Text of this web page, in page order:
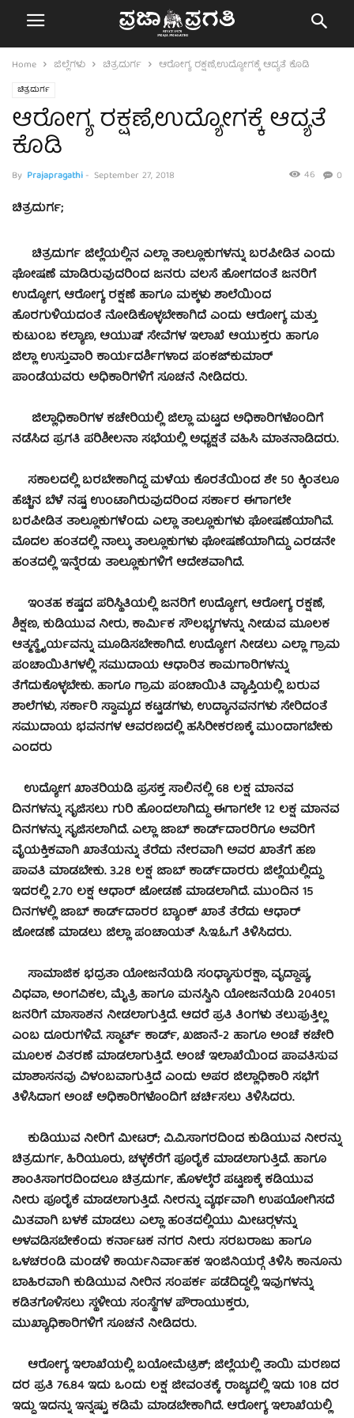
Home ಜಿಲ್ಲೆಗಳು ಚಿತ್ರದುರ್ಗ ಆರೋಗ್ಯ ರಕ್ಷಣೆ,ಉದ್ಯೋಗಕ್ಕೆ ಆದ್ಯತೆ ಕೊಡಿ
ಚಿತ್ರದುರ್ಗ
ಆರೋಗ್ಯ ರಕ್ಷಣೆ,ಉದ್ಯೋಗಕ್ಕೆ ಆದ್ಯತೆ
ಕೊಡಿ
By Prajapragathi- September 27, 2018 0
46
ಚಿತ್ರದುರ್ಗ;
ಚಿತ್ರದುರ್ಗ ಜಿಲ್ಲೆಯಲ್ಲಿನ ಎಲ್ಲಾ ತಾಲ್ಲೂಕುಗಳನ್ನು ಬರಪೀಡಿತ ಎಂದು
ಘೋಷಣೆ ಮಾಡಿರುವುದರಿಂದ ಜನರು ವಲಸೆ ಹೋಗದಂತೆ ಜನರಿಗೆ
ಉದ್ಯೋಗ, ಆರೋಗ್ಯ ರಕ್ಷಣೆ ಹಾಗೂ ಮಕ್ಕಳು ಶಾಲೆಯಿಂದ
ಹೊರಗುಳಿಯದಂತೆ ನೋಡಿಕೊಳ್ಳಬೇಕಾಗಿದೆ ಎಂದು ಆರೋಗ್ಯ ಮತ್ತು
ಕುಟುಂಬ ಕಲ್ಯಾಣ, ಆಯುಷ್ ಸೇವೆಗಳ ಇಲಾಖೆ ಆಯುಕ್ತರು ಹಾಗೂ
ಜಿಲ್ಲಾ ಉಸ್ತುವಾರಿ ಕಾರ್ಯದರ್ಶಿಗಳಾದ ಪಂಕಜ್‍ಕುಮಾರ್
ಪಾಂಡೆಯವರು ಅಧಿಕಾರಿಗಳಿಗೆ ಸೂಚನೆ ನೀಡಿದರು.
ಜಿಲ್ಲಾಧಿಕಾರಿಗಳ ಕಚೇರಿಯಲ್ಲಿ ಜಿಲ್ಲಾ ಮಟ್ಟದ ಅಧಿಕಾರಿಗಳೊಂದಿಗೆ
ನಡೆಸಿದ ಪ್ರಗತಿ ಪರಿಶೀಲನಾ ಸಭೆಯಲ್ಲಿ ಅಧ್ಯಕ್ಷತೆ ವಹಿಸಿ ಮಾತನಾಡಿದರು.
ಸಕಾಲದಲ್ಲಿ ಬರಬೇಕಾಗಿದ್ದ ಮಳೆಯ ಕೊರತೆಯಿಂದ ಶೇ 50 ಕ್ಕಿಂತಲೂ
ಹೆಚ್ಚಿನ ಬೆಳೆ ನಷ್ಟ ಉಂಟಾಗಿರುವುದರಿಂದ ಸರ್ಕಾರ ಈಗಾಗಲೇ
ಬರಪೀಡಿತ ತಾಲ್ಲೂಕುಗಳೆಂದು ಎಲ್ಲಾ ತಾಲ್ಲೂಕುಗಳು ಘೋಷಣೆಯಾಗಿವೆ.
ಮೊದಲ ಹಂತದಲ್ಲಿ ನಾಲ್ಕು ತಾಲ್ಲೂಕುಗಳು ಘೋಷಣೆಯಾಗಿದ್ದು ಎರಡನೇ
ಹಂತದಲ್ಲಿ ಇನ್ನೆರಡು ತಾಲ್ಲೂಕುಗಳಿಗೆ ಆದೇಶವಾಗಿದೆ.
ಇಂತಹ ಕಷ್ಟದ ಪರಿಸ್ಥಿತಿಯಲ್ಲಿ ಜನರಿಗೆ ಉದ್ಯೋಗ, ಆರೋಗ್ಯ ರಕ್ಷಣೆ,
ಶಿಕ್ಷಣ, ಕುಡಿಯುವ ನೀರು, ಕಾರ್ಮಿಕ ಸೌಲಭ್ಯಗಳನ್ನು ನೀಡುವ ಮೂಲಕ
ಆತ್ಮಸ್ಥೈರ್ಯವನ್ನು ಮೂಡಿಸಬೇಕಾಗಿದೆ. ಉದ್ಯೋಗ ನೀಡಲು ಎಲ್ಲಾ ಗ್ರಾಮ
ಪಂಚಾಯಿತಿಗಳಲ್ಲಿ ಸಮುದಾಯ ಆಧಾರಿತ ಕಾಮಗಾರಿಗಳನ್ನು
ತೆಗೆದುಕೊಳ್ಳಬೇಕು. ಹಾಗೂ ಗ್ರಾಮ ಪಂಚಾಯಿತಿ ವ್ಯಾಪ್ತಿಯಲ್ಲಿ ಬರುವ
ಶಾಲೆಗಳು, ಸರ್ಕಾರಿ ಸ್ವಾಮ್ಯದ ಕಟ್ಟಡಗಳು, ಉದ್ಯಾನವನಗಳು ಸೇರಿದಂತೆ
ಸಮುದಾಯ ಭವನಗಳ ಆವರಣದಲ್ಲಿ ಹಸಿರೀಕರಣಕ್ಕೆ ಮುಂದಾಗಬೇಕು
ಎಂದರು
ಉದ್ಯೋಗ ಖಾತರಿಯಡಿ ಪ್ರಸಕ್ತ ಸಾಲಿನಲ್ಲಿ 68 ಲಕ್ಷ ಮಾನವ
ದಿನಗಳನ್ನು ಸೃಜಿಸಲು ಗುರಿ ಹೊಂದಲಾಗಿದ್ದು ಈಗಾಗಲೇ 12 ಲಕ್ಷ ಮಾನವ
ದಿನಗಳನ್ನು ಸೃಜಿಸಲಾಗಿದೆ. ಎಲ್ಲಾ ಜಾಬ್ ಕಾರ್ಡ್‍ದಾರರಿಗೂ ಅವರಿಗೆ
ವೈಯಕ್ತಿಕವಾಗಿ ಖಾತೆಯನ್ನು ತೆರೆದು ನೇರವಾಗಿ ಅವರ ಖಾತೆಗೆ ಹಣ
ಪಾವತಿ ಮಾಡಬೇಕು. 3.28 ಲಕ್ಷ ಜಾಬ್ ಕಾರ್ಡ್‍ದಾರರು ಜಿಲ್ಲೆಯಲ್ಲಿದ್ದು
ಇದರಲ್ಲಿ 2.70 ಲಕ್ಷ ಆಧಾರ್ ಜೋಡಣೆ ಮಾಡಲಾಗಿದೆ. ಮುಂದಿನ 15
ದಿನಗಳಲ್ಲಿ ಜಾಬ್ ಕಾರ್ಡ್‍ದಾರರ ಬ್ಯಾಂಕ್ ಖಾತೆ ತೆರೆದು ಆಧಾರ್
ಜೋಡಣೆ ಮಾಡಲು ಜಿಲ್ಲಾ ಪಂಚಾಯತ್ ಸಿ.ಇ.ಓ.ಗೆ ತಿಳಿಸಿದರು.
ಸಾಮಾಜಿಕ ಭದ್ರತಾ ಯೋಜನೆಯಡಿ ಸಂಧ್ಯಾಸುರಕ್ಷಾ, ವೃದ್ದಾಪ್ಯ,
ವಿಧವಾ, ಅಂಗವಿಕಲ, ಮೈತ್ರಿ ಹಾಗೂ ಮನಸ್ವಿನಿ ಯೋಜನೆಯಡಿ 204051
ಜನರಿಗೆ ಮಾಸಾಶನ ನೀಡಲಾಗುತ್ತಿದೆ. ಆದರೆ ಪ್ರತಿ ತಿಂಗಳು ತಲುಪುತ್ತಿಲ್ಲ
ಎಂಬ ದೂರುಗಳಿವೆ. ಸ್ಮಾರ್ಟ್ ಕಾರ್ಡ್, ಖಜಾನೆ-2 ಹಾಗೂ ಅಂಚೆ ಕಚೇರಿ
ಮೂಲಕ ವಿತರಣೆ ಮಾಡಲಾಗುತ್ತಿದೆ. ಅಂಚೆ ಇಲಾಖೆಯಿಂದ ಪಾವತಿಸುವ
ಮಾಶಾಸನವು ವಿಳಂಬವಾಗುತ್ತಿದೆ ಎಂದು ಅಪರ ಜಿಲ್ಲಾಧಿಕಾರಿ ಸಭೆಗೆ
ತಿಳಿಸಿದಾಗ ಅಂಚೆ ಅಧಿಕಾರಿಗಳೊಂದಿಗೆ ಚರ್ಚಿಸಲು ತಿಳಿಸಿದರು.
ಕುಡಿಯುವ ನೀರಿಗೆ ಮೀಟರ್; ವಿ.ವಿ.ಸಾಗರದಿಂದ ಕುಡಿಯುವ ನೀರನ್ನು
ಚಿತ್ರದುರ್ಗ, ಹಿರಿಯೂರು, ಚಳ್ಳಕೆರೆಗೆ ಪೂರೈಕೆ ಮಾಡಲಾಗುತ್ತಿದೆ. ಹಾಗೂ
ಶಾಂತಿಸಾಗರದಿಂದಲೂ ಚಿತ್ರದುರ್ಗ, ಹೊಳಲ್ಕೆರೆ ಪಟ್ಟಣಕ್ಕೆ ಕಡಿಯುವ
ನೀರು ಪೂರೈಕೆ ಮಾಡಲಾಗುತ್ತಿದೆ. ನೀರನ್ನು ವ್ಯರ್ಥವಾಗಿ ಉಪಯೋಗಿಸದೆ
ಮಿತವಾಗಿ ಬಳಕೆ ಮಾಡಲು ಎಲ್ಲಾ ಹಂತದಲ್ಲಿಯು ಮೀಟರ್‍ಗಳನ್ನು
ಅಳವಡಿಸಬೇಕೆಂದು ಕರ್ನಾಟಕ ನಗರ ನೀರು ಸರಬರಾಜು ಹಾಗೂ
ಒಳಚರಂಡಿ ಮಂಡಳಿ ಕಾರ್ಯನಿರ್ವಾಹಕ ಇಂಜಿನಿಯರ್‍ಗೆ ತಿಳಿಸಿ ಕಾನೂನು
ಬಾಹಿರವಾಗಿ ಕುಡಿಯುವ ನೀರಿನ ಸಂಪರ್ಕ ಪಡೆದಿದ್ದಲ್ಲಿ ಇವುಗಳನ್ನು
ಕಡಿತಗೊಳಿಸಲು ಸ್ಥಳೀಯ ಸಂಸ್ಥೆಗಳ ಪೌರಾಯುಕ್ತರು,
ಮುಖ್ಯಾಧಿಕಾರಿಗಳಿಗೆ ಸೂಚನೆ ನೀಡಿದರು.
ಆರೋಗ್ಯ ಇಲಾಖೆಯಲ್ಲಿ ಬಯೋಮೆಟ್ರಿಕ್; ಜಿಲ್ಲೆಯಲ್ಲಿ ತಾಯಿ ಮರಣದ
ದರ ಪ್ರತಿ 76.84 ಇದು ಒಂದು ಲಕ್ಷ ಜೀವಂತಕ್ಕೆ. ರಾಜ್ಯದಲ್ಲಿ ಇದು 108 ದರ
ಇದ್ದು ಇದನ್ನು ಇನ್ನಷ್ಟು ಕಡಿಮೆ ಮಾಡಬೇಕಾಗಿದೆ. ಆರೋಗ್ಯ ಇಲಾಖೆಯಲ್ಲಿ